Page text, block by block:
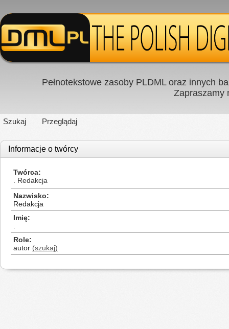
Pełnotekstowe zasoby PLDML oraz innych
Zapraszamy
Szukaj Przeglądaj
Informacje o twórcy
Twórca
. Redakcja
Nazwisko
Redakcja
Imię
Role
autor (szukaj)